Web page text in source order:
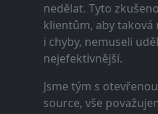
nedělat. Tyto
klientům, aby
i chyby, nemuseli
nejefektivnější.
Jsme tým s
source, vše